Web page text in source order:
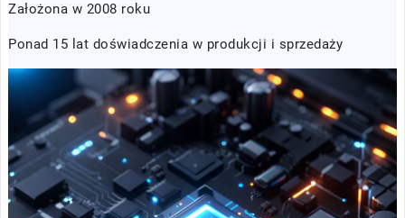
Założona w 2008 roku
Ponad 15 lat doświadczenia w produkcji i sprzedaży